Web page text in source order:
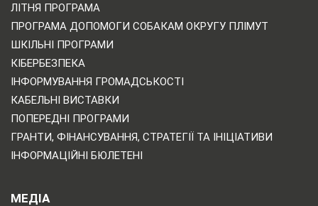
ЛІТНЯ ПРОГРАМА
ПРОГРАМА ДОПОМОГИ СОБАКАМ ОКРУГУ ПЛІМУТ
ШКІЛЬНІ ПРОГРАМИ
КІБЕРБЕЗПЕКА
ІНФОРМУВАННЯ ГРОМАДСЬКОСТІ
КАБЕЛЬНІ ВИСТАВКИ
ПОПЕРЕДНІ ПРОГРАМИ
ГРАНТИ, ФІНАНСУВАННЯ, СТРАТЕГІЇ ТА ІНІЦІАТИВИ
ІНФОРМАЦІЙНІ БЮЛЕТЕНІ
МЕДІА